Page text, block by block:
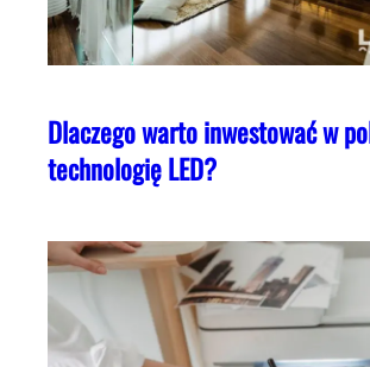
Dlaczego warto inwestować w
technologię LED?